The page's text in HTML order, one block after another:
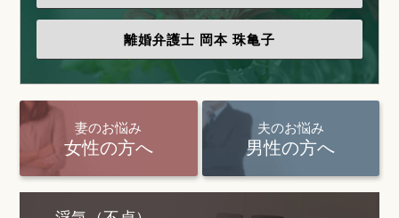
離婚弁護士 岡本 珠亀子
妻のお悩み
女性の方へ
夫のお悩み
男性の方へ